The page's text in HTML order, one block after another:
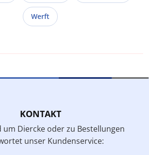
Werft
KONTAKT
um Diercke oder zu Bestellungen
unser Kundenservice: